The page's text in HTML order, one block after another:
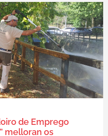
de Emprego
melloran os